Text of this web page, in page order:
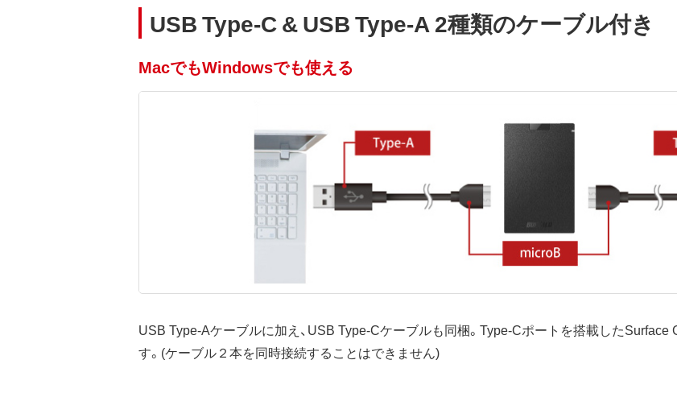
USB Type-C & USB Type-A 2種類のケーブル付き
MacでもWindowsでも使える
USB Type-Aケーブルに加え、USB Type-Cケーブルも同梱。Type-Cポートを搭載した
す。(ケーブル２本を同時接続することはできません)